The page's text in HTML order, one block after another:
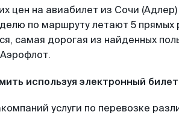
цен на авиабилет из Сочи
по маршруту летают 5 прямых
самая дорогая из найденных
используя электронный
услуги по перевозке